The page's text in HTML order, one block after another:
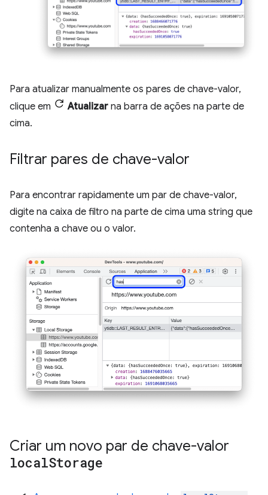
Para atualizar manualmente os pares de chave-valor,
clique em
Atualizar na barra de ações na parte de
cima.
Filtrar pares de chave-valor
Para encontrar rapidamente um par de chave-valor,
digite na caixa de filtro na parte de cima uma string que
contenha a chave ou o valor.
Criar um novo par de chave-valor
localStorage